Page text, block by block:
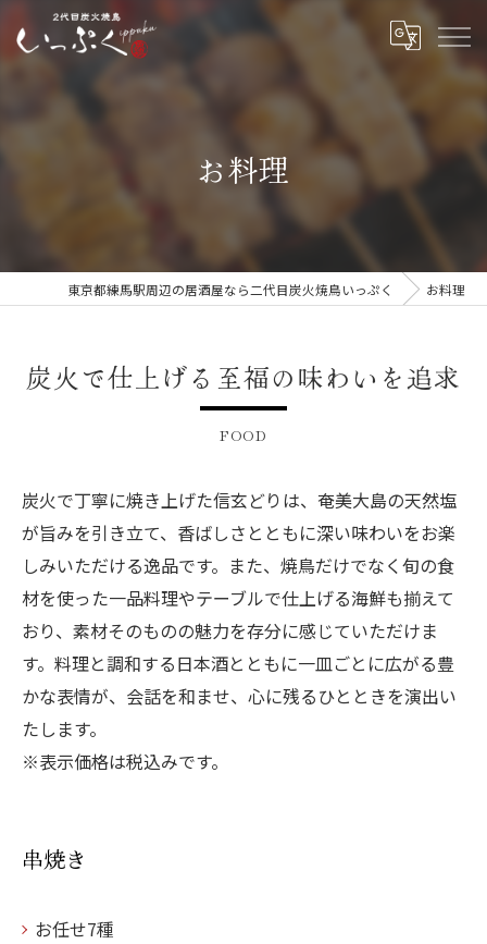
お料理
東京都練馬駅周辺の居酒屋なら二代目炭火焼鳥いっぷく お料理
炭火で仕上げる至福の味わいを追求
FOOD
炭火で丁寧に焼き上げた信玄どりは、奄美大島の天然塩
が旨みを引き立て、香ばしさとともに深い味わいをお楽
しみいただける逸品です。また、焼鳥だけでなく旬の食
材を使った一品料理やテーブルで仕上げる海鮮も揃えて
おり、素材そのものの魅力を存分に感じていただけま
す。料理と調和する日本酒とともに一皿ごとに広がる豊
かな表情が、会話を和ませ、心に残るひとときを演出い
たします。
※表示価格は税込みです。
串焼き
お任せ7種